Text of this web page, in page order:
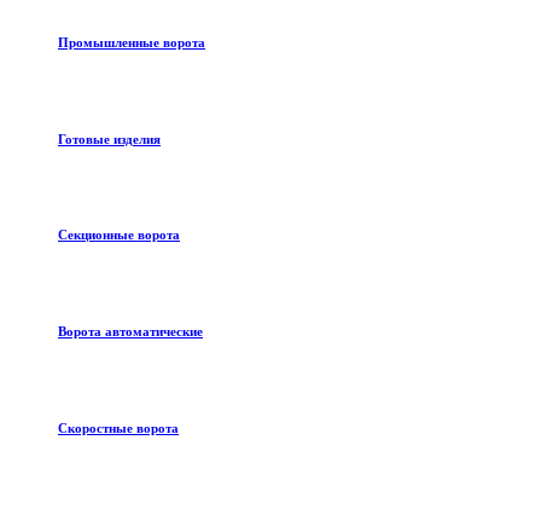
Промышленные ворота
Готовые изделия
Секционные ворота
Ворота автоматические
Скоростные ворота